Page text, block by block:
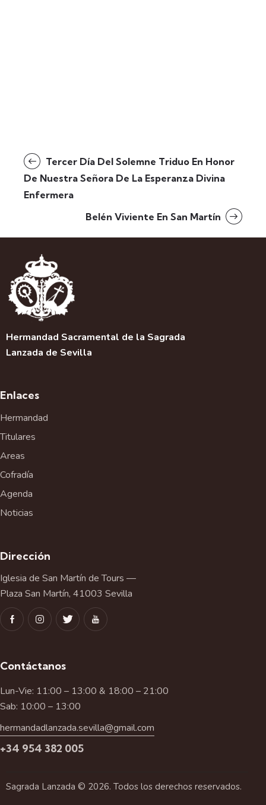
Tercer Día Del Solemne Triduo En Honor
De Nuestra Señora De La Esperanza Divina
Enfermera
Belén Viviente En San Martín
Hermandad Sacramental de la Sagrada
Lanzada de Sevilla
Enlaces
Hermandad
Titulares
Areas
Cofradía
Agenda
Noticias
Dirección
Iglesia de San Martín de Tours —
Plaza San Martín, 41003 Sevilla
Contáctanos
Lun-Vie: 11:00 – 13:00 & 18:00 – 21:00
Sab: 10:00 – 13:00
hermandadlanzada.sevilla@gmail.com
+34 954 382 005
Sagrada Lanzada © 2026. Todos los derechos reservados.